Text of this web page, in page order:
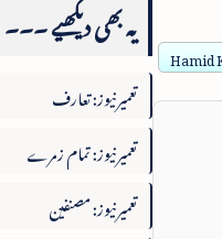
Hamid
یہ بھی دیکھیے ۔۔۔
تعمیرنیوز: تعارف
تعمیرنیوز: تمام زمرے
تعمیرنیوز: مصنفین